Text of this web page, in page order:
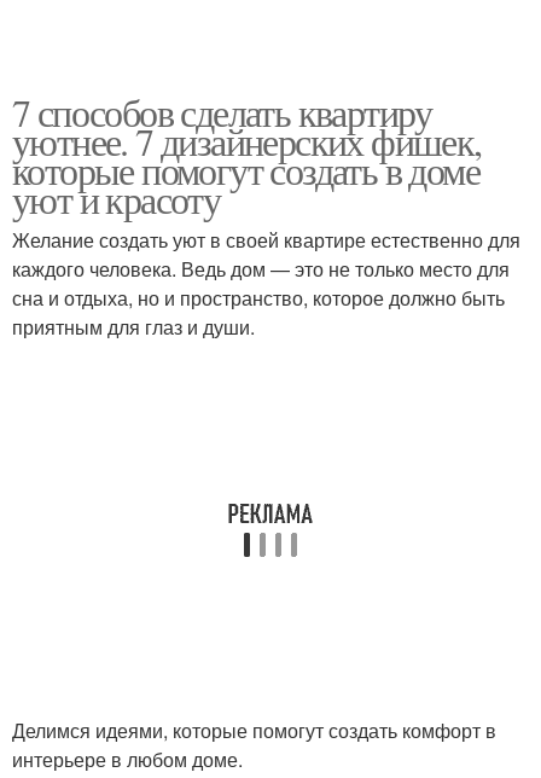
7 способов сделать квартиру
уютнее. 7 дизайнерских фишек,
которые помогут создать в доме
уют и красоту
Желание создать уют в своей квартире естественно для
каждого человека. Ведь дом — это не только место для
сна и отдыха, но и пространство, которое должно быть
приятным для глаз и души.
Делимся идеями, которые помогут создать комфорт в
интерьере в любом доме.